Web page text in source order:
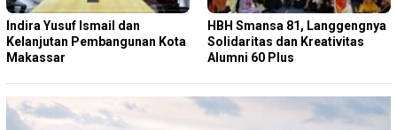
Indira Yusuf Ismail dan
Kelanjutan Pembangunan Kota
Makassar
HBH Smansa 81, Langgengnya
Solidaritas dan Kreativitas
Alumni 60 Plus